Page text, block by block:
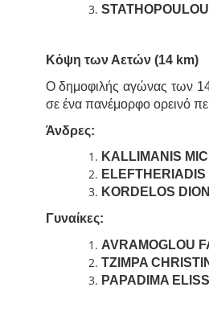
STATHOPOULOU
Κόψη των Αετών (14 km)
Ο δημοφιλής αγώνας των
σε ένα πανέμορφο ορεινό
Άνδρες:
KALLIMANIS
KORDELOS
Γυναίκες:
AVRAMOGLOU
TZIMPA
PAPADIMA